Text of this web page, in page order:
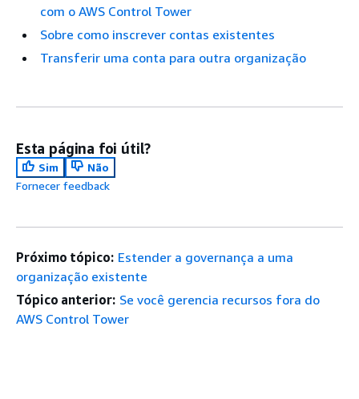
com o AWS Control Tower
Sobre como inscrever contas existentes
Transferir uma conta para outra organização
Esta página foi útil?
Sim
Não
Fornecer feedback
Próximo tópico: Estender a governança a uma
organização existente
Tópico anterior: Se você gerencia recursos fora do
AWS Control Tower